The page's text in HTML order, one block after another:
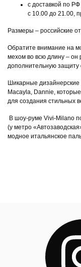
с доставкой по
с 10.00 до 21.00,
Размеры – российские
Обратите внимание на
мехом во всю длину – он
дополнительную защиту
Шикарные
Macayla, Dannie,
для создания стильных
В шоу-руме Vivi-Milano
(у метро
модное итальянское